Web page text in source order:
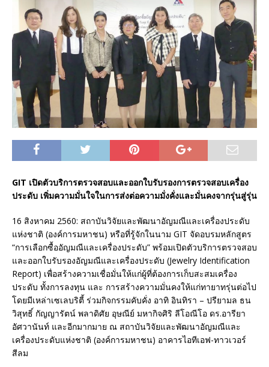
GIT เปิดตัวบริการตรวจสอบและออกใบรับรองการตรวจสอบเครื่อง
ประดับ เพิ่มความมั่นใจในการส่งต่อความมั่งคั่งและมั่นคงจากรุ่นสู่รุ่น
16 สิงหาคม 2560: สถาบันวิจัยและพัฒนาอัญมณีและเครื่องประดับ
แห่งชาติ (องค์การมหาชน) หรือที่รู้จักในนาม GIT จัดอบรมหลักสูตร
“การเลือกซื้ออัญมณีและเครื่องประดับ” พร้อมเปิดตัวบริการตรวจสอบ
และออกใบรับรองอัญมณีและเครื่องประดับ (Jewelry Identification
Report) เพื่อสร้างความเชื่อมั่นให้แก่ผู้ที่ต้องการเก็บสะสมเครื่อง
ประดับ ทั้งการลงทุน และ การสร้างความมั่นคงให้แก่ทายาทรุ่นต่อไป
โดยมีเหล่าเซเลบริตี้ ร่วมกิจกรรมคับคั่ง อาทิ อินทิรา – ปรียามล ธน
วิสุทธิ์ กัญญารัตน์ พลาดิศัย อุษณีย์ มหากิจศิริ ลีโอณีโอ ดร.อารียา
อัศวานันท์ และอีกมากมาย ณ สถาบันวิจัยและพัฒนาอัญมณีและ
เครื่องประดับแห่งชาติ (องค์การมหาชน) อาคารไอทีเอฟ-ทาวเวอร์
สีลม